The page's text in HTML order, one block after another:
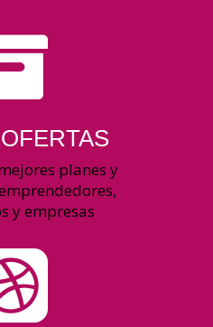
planes y
y empresas